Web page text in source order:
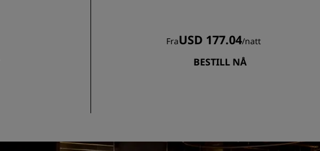
FraUSD 177.04/natt
BESTILL NÅ